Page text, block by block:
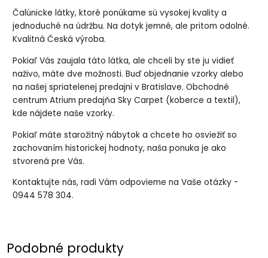
Čalúnicke látky, ktoré ponúkame sú vysokej kvality a
jednoduché na údržbu. Na dotyk jemné, ale pritom odolné.
Kvalitná Česká výroba.
Pokiaľ Vás zaujala táto látka, ale chceli by ste ju vidieť
naživo, máte dve možnosti. Buď objednanie vzorky alebo
na našej spriatelenej predajni v Bratislave. Obchodné
centrum Atrium predajňa Sky Carpet (koberce a textil),
kde nájdete naše vzorky.
Pokiaľ máte starožitný nábytok a chcete ho osviežiť so
zachovaním historickej hodnoty, naša ponuka je ako
stvorená pre Vás.
Kontaktujte nás, radi Vám odpovieme na Vaše otázky -
0944 578 304.
Podobné produkty